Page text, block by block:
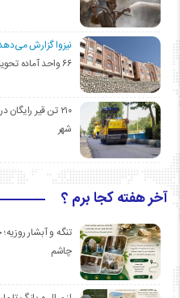
نیزوا گزارش
۶۶ واحد آماده تحویل در پروژه۱۳۸ واحدی مهدیشهر
۲۱۰ تن قیر
شهر
آخر هفته کجا برم ؟
تنگه و آبشار
چاشم